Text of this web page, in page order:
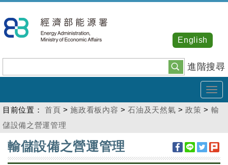
到
主
內
容
進階搜尋
English
目前位置： 首頁 >施政看板內容 >石油及天然氣 >政策 > 輸
儲設備之營運管理
:::
輸儲設備之營運管理